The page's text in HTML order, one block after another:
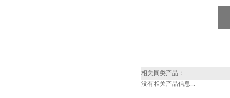
相关同类产品：
没有相关产品信息...